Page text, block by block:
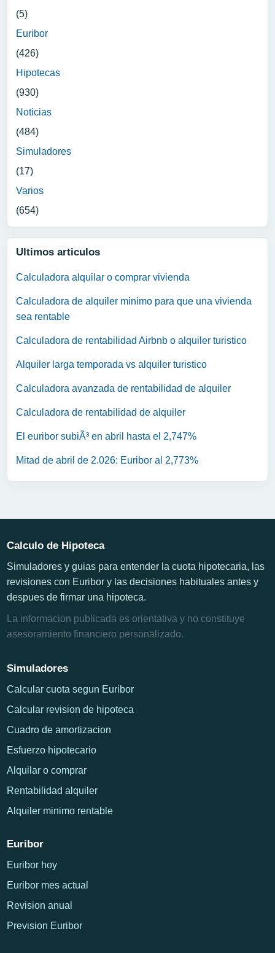
(5)
Euribor
(426)
Hipotecas
(930)
Noticias
(484)
Simuladores
(17)
Varios
(654)
Ultimos articulos
Calculadora alquilar o comprar vivienda
Calculadora de alquiler minimo para que una vivienda
sea rentable
Calculadora de rentabilidad Airbnb o alquiler turistico
Alquiler larga temporada vs alquiler turistico
Calculadora avanzada de rentabilidad de alquiler
Calculadora de rentabilidad de alquiler
El euribor subiÃ³ en abril hasta el 2,747%
Mitad de abril de 2.026: Euribor al 2,773%
Calculo de Hipoteca
Simuladores y guias para entender la cuota hipotecaria, las
revisiones con Euribor y las decisiones habituales antes y
despues de firmar una hipoteca.
La informacion publicada es orientativa y no constituye
asesoramiento financiero personalizado.
Simuladores
Calcular cuota segun Euribor
Calcular revision de hipoteca
Cuadro de amortizacion
Esfuerzo hipotecario
Alquilar o comprar
Rentabilidad alquiler
Alquiler minimo rentable
Euribor
Euribor hoy
Euribor mes actual
Revision anual
Prevision Euribor